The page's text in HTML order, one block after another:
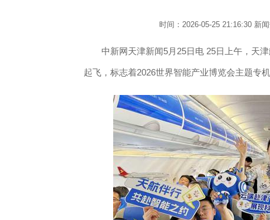
时间：2026-05-25 21:16:30 新
中新网天津新闻5月25日电 25日上午，天津
起飞，标志着2026世界智能产业博览会主题专机